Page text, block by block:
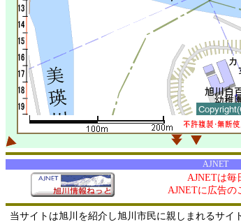
AJNET
AJNETは毎
AJNETに広告の
当サイトは旭川を紹介し旭川市民に親しまれるサイ